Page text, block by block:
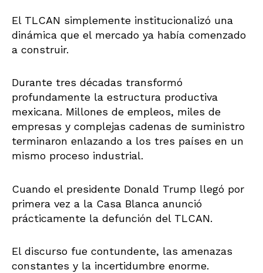
El TLCAN simplemente institucionalizó una
dinámica que el mercado ya había comenzado
a construir.
Durante tres décadas transformó
profundamente la estructura productiva
mexicana. Millones de empleos, miles de
empresas y complejas cadenas de suministro
terminaron enlazando a los tres países en un
mismo proceso industrial.
Cuando el presidente Donald Trump llegó por
primera vez a la Casa Blanca anunció
prácticamente la defunción del TLCAN.
El discurso fue contundente, las amenazas
constantes y la incertidumbre enorme.